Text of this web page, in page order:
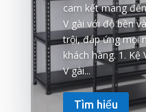
cam kết mang
V gài với độ bền
trội, đáp ứng mọi
khách hàng. 1. Kệ
V gài...
Tìm hiểu